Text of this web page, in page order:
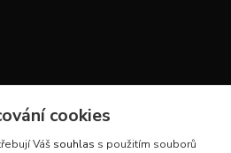
cookies
Váš souhlas s použitím souborů